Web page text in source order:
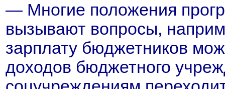
— Многие положения
вызывают вопросы,
зарплату бюджетников
доходов бюджетного